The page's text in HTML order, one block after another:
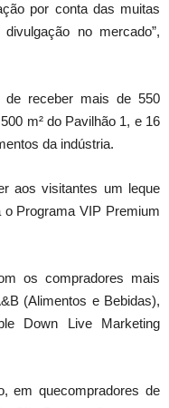
por conta das muitas
no mercado”,
receber mais de 550
m² do Pavilhão 1, e 16
da indústria.
aos visitantes um leque
Programa VIP Premium
os compradores mais
(Alimentos e Bebidas),
Down Live Marketing
em quecompradores de